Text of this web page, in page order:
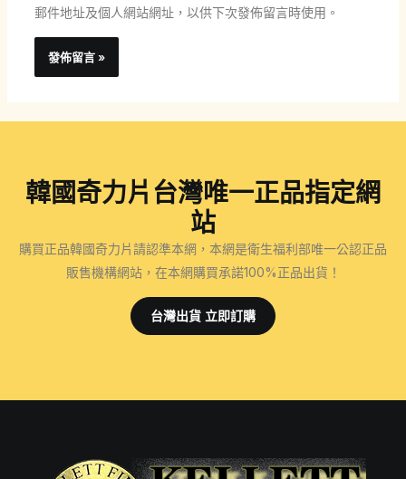
*
址
郵件地址及個人網站網址，以供下次發佈留言時使用。
韓國奇力片台灣唯一正品指定網
站
購買正品韓國奇力片請認準本網，本網是衛生福利部唯一公認正品
販售機構網站，在本網購買承諾100%正品出貨！
台灣出貨 立即訂購